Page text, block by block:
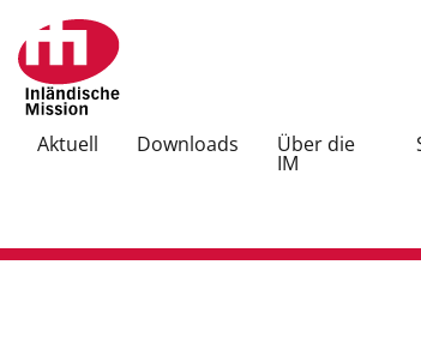
Aktuell Downloads Über die
IM